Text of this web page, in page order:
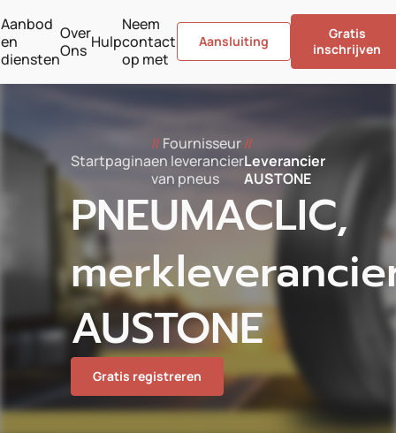
Aanbod
en
diensten
Over
Ons Hulp
Neem
contact
op met
Aansluiting
Gratis
inschrijven
Startpagina
// Fournisseur
en leverancier
van pneus
//
Leverancier
AUSTONE
PNEUMACLIC,
AUSTONE
Gratis registreren